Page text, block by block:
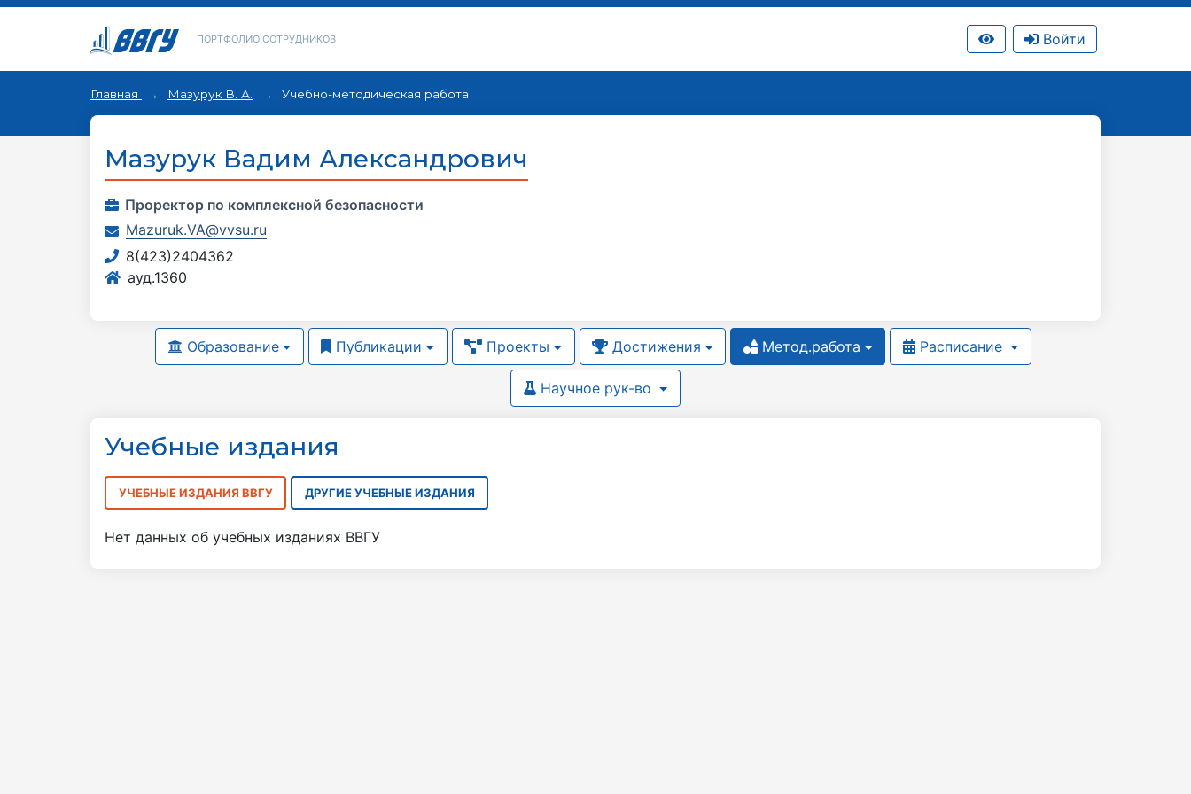
ПОРТФОЛИО СОТРУДНИКОВ Войти
Главная Мазурук В. А. Учебно-методическая работа
Мазурук Вадим Александрович
Проректор по комплексной безопасности
Mazuruk.VA@vvsu.ru
8(423)2404362
ауд.1360
Образование Публикации Проекты Достижения Метод.работа Расписание
Научное рук-во
Учебные издания
УЧЕБНЫЕ ИЗДАНИЯ ВВГУ ДРУГИЕ УЧЕБНЫЕ ИЗДАНИЯ
Нет данных об учебных изданиях ВВГУ